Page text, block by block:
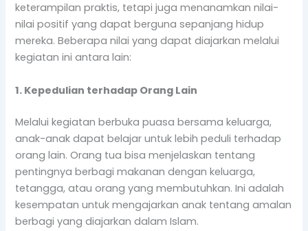
keterampilan praktis, tetapi juga menanamkan nilai-
nilai positif yang dapat berguna sepanjang hidup
mereka. Beberapa nilai yang dapat diajarkan melalui
kegiatan ini antara lain:
1. Kepedulian terhadap Orang Lain
Melalui kegiatan berbuka puasa bersama keluarga,
anak-anak dapat belajar untuk lebih peduli terhadap
orang lain. Orang tua bisa menjelaskan tentang
pentingnya berbagi makanan dengan keluarga,
tetangga, atau orang yang membutuhkan. Ini adalah
kesempatan untuk mengajarkan anak tentang amalan
berbagi yang diajarkan dalam Islam.